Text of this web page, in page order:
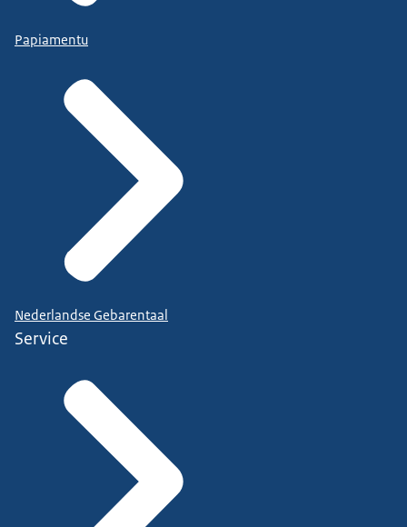
Papiamentu
Nederlandse Gebarentaal
Service